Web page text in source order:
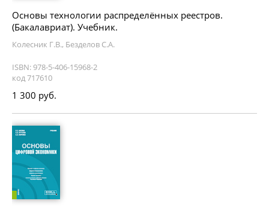
Основы технологии распределённых реестров.
(Бакалавриат). Учебник.
Колесник Г.В., Безделов С.А.
ISBN: 978-5-406-15968-2
код 717610
1 300 руб.